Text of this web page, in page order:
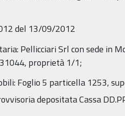
del 13/09/2012
Pellicciari Srl con sede in
proprietà 1/1;
Foglio 5 particella 1253,
depositata Cassa